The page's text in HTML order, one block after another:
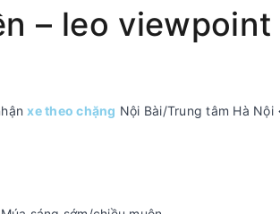
– leo viewpoint
xe theo chặng Nội Bài/Trung tâm Hà